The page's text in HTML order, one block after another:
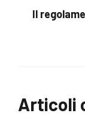
Il
Articoli